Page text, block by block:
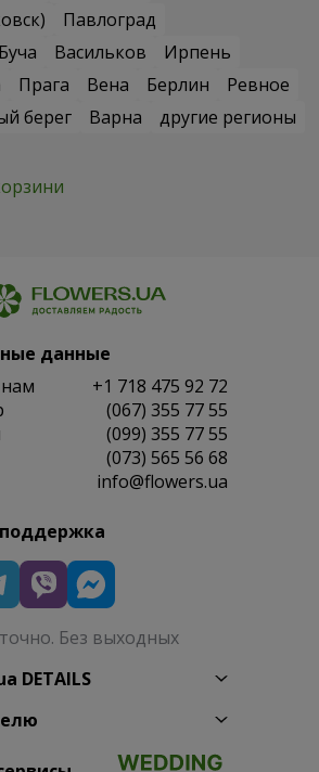
Павлоград
Буча Васильков
Ирпень
Прага Вена Берлин
Ревное
берег Варна
другие регионы
данные
+1 718 475 92 72
(067) 355 77 55
(099) 355 77 55
(073) 565 56 68
info@flowers.ua
Без выходных
DETAILS